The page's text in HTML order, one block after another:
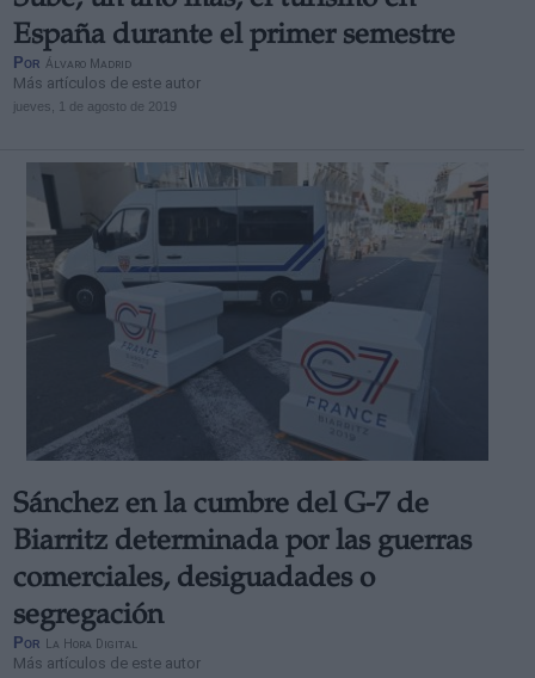
España durante el primer semestre
Por Álvaro Madrid
Más artículos de este autor
jueves, 1 de agosto de 2019
Sánchez en la cumbre del G-7 de
Biarritz determinada por las guerras
comerciales, desiguadades o
segregación
Por La Hora Digital
Más artículos de este autor